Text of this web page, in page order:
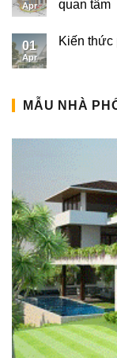
Apr quan tâm
01
Apr
Kiến thức
MẪU NHÀ